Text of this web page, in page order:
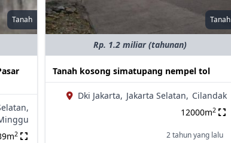
Tanah
2
Tanah
Rp. 1.2 miliar (tahunan)
Tanah kosong simatupang nempel tol
Dki Jakarta, Jakarta Selatan, Cilandak
12000m2
2 tahun yang lalu